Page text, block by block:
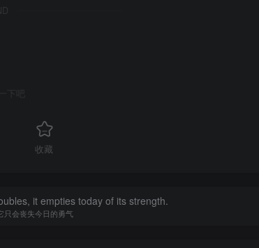
下吧
收藏
it empties today of its strength.
只会丧失今日的勇气